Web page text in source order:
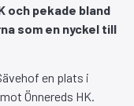
och pekade bland
som en nyckel till
en plats i
Önnereds HK.